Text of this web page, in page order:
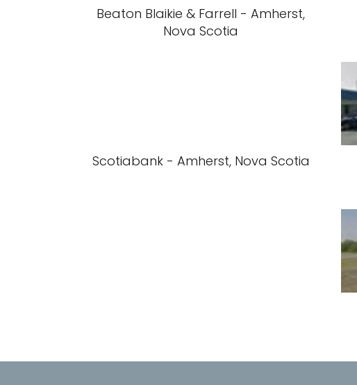
Beaton Blaikie & Farrell - Amherst,
Nova Scotia
Scotiabank - Amherst, Nova Scotia